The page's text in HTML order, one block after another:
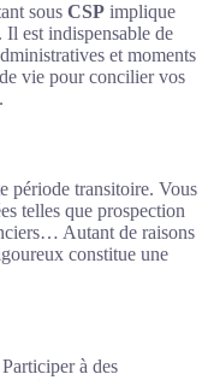
sous CSP implique
Il est indispensable de
et moments
vie pour concilier vos
période transitoire. Vous
telles que prospection
Autant de raisons
constitue une
à des